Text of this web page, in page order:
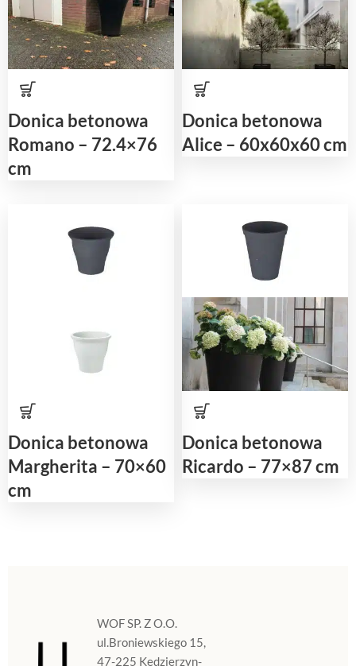
Donica betonowa
Romano – 72.4×76
cm
Donica betonowa
Alice – 60x60x60 cm
Donica betonowa
Margherita – 70×60
cm
Donica betonowa
Ricardo – 77×87 cm
WOF SP. Z O.O.
ul.Broniewskiego 15,
47-225 Kędzierzyn-